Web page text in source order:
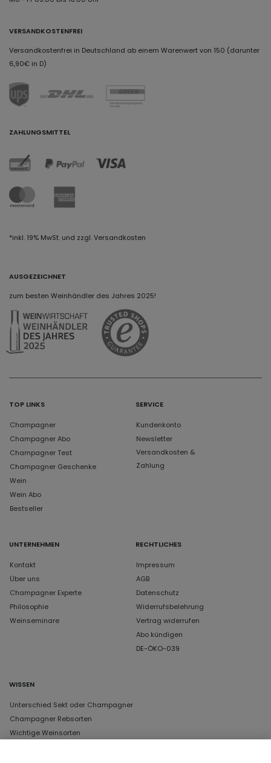
VERSANDKOSTENFREI
Versandkostenfrei in Deutschland ab einem Warenwert von 150 (darunter
6,90€ in D)
ZAHLUNGSMITTEL
*inkl. 19% MwSt. und zzgl. Versandkosten
AUSGEZEICHNET
zum besten Weinhändler des Jahres 2025!
TOP LINKS
Champagner
Champagner Abo
Champagner Test
Champagner Geschenke
Wein
Wein Abo
Bestseller
SERVICE
Kundenkonto
Newsletter
Versandkosten &
Zahlung
UNTERNEHMEN
Kontakt
Über uns
Champagner Experte
Philosophie
Weinseminare
RECHTLICHES
Impressum
AGB
Datenschutz
Widerrufsbelehrung
Vertrag widerrufen
Abo kündigen
DE-ÖKO-039
WISSEN
Unterschied Sekt oder Champagner
Champagner Rebsorten
Wichtige Weinsorten